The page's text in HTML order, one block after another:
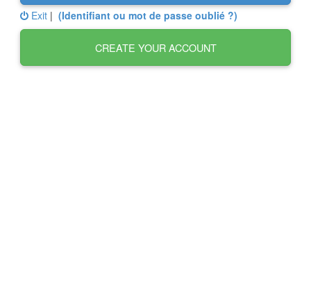
Exit | (Identifiant ou mot de passe oublié ?)
CREATE YOUR ACCOUNT